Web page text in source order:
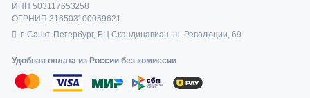
ИНН 503117653258
ОГРНИП 316503100059621
г. Санкт-Петербург, БЦ Скандинавиан, ш. Революции, 69
Удобная оплата из России без комиссии